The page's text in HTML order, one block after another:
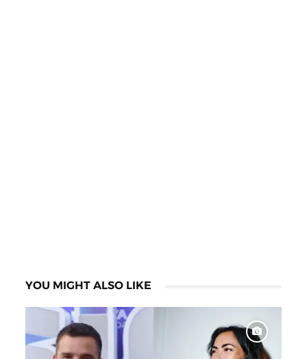
YOU MIGHT ALSO LIKE